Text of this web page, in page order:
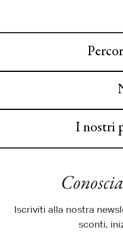
I nostri
Iscriviti alla nostra
sconti,